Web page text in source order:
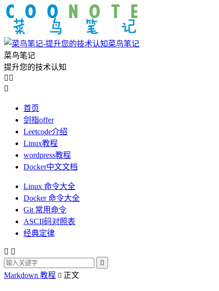
菜鸟笔记
菜鸟笔记
提升您的技术认知
 

首页
剑指offer
Leetcode介绍
Linux教程
wordpress教程
Docker中文文档
Linux 命令大全
Docker 命令大全
Git 常用命令
ASCII码对照表
经典定律
 

Markdown 教程  正文